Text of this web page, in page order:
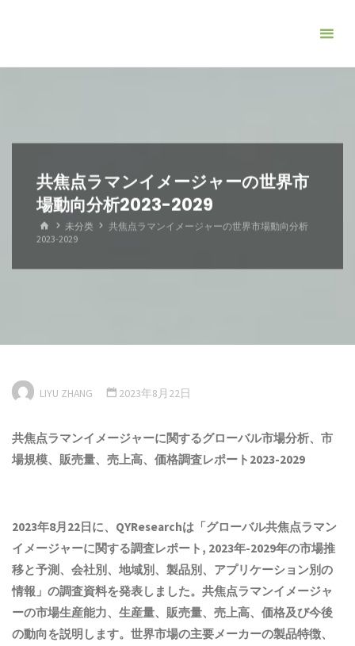
共焦点ラマンイメージャーの世界市
場動向分析2023-2029
ホ
ー
未分类
共焦点ラマンイメージャーの世界市場動向分析
2023-2029
LIYU ZHANG 2023年8月22日
共焦点ラマンイメージャーに関するグローバル市場分析、市
場規模、販売量、売上高、価格調査レポート2023-2029
2023年8月22日に、QYResearchは「グローバル共焦点ラマン
イメージャーに関する調査レポート, 2023年-2029年の市場推
移と予測、会社別、地域別、製品別、アプリケーション別の
情報 」の調査資料を発表しました。共焦点ラマンイメージャ
ーの市場生産能力、生産量、販売量、売上高、価格及び今後
の動向を説明します。世界市場の主要メーカーの製品特徴、